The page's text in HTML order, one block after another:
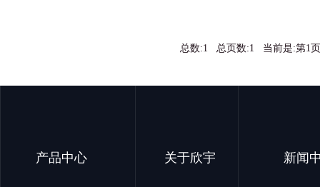
总数:1 总页数:1 当前是:第1
产品中心 关于欣宇 新闻